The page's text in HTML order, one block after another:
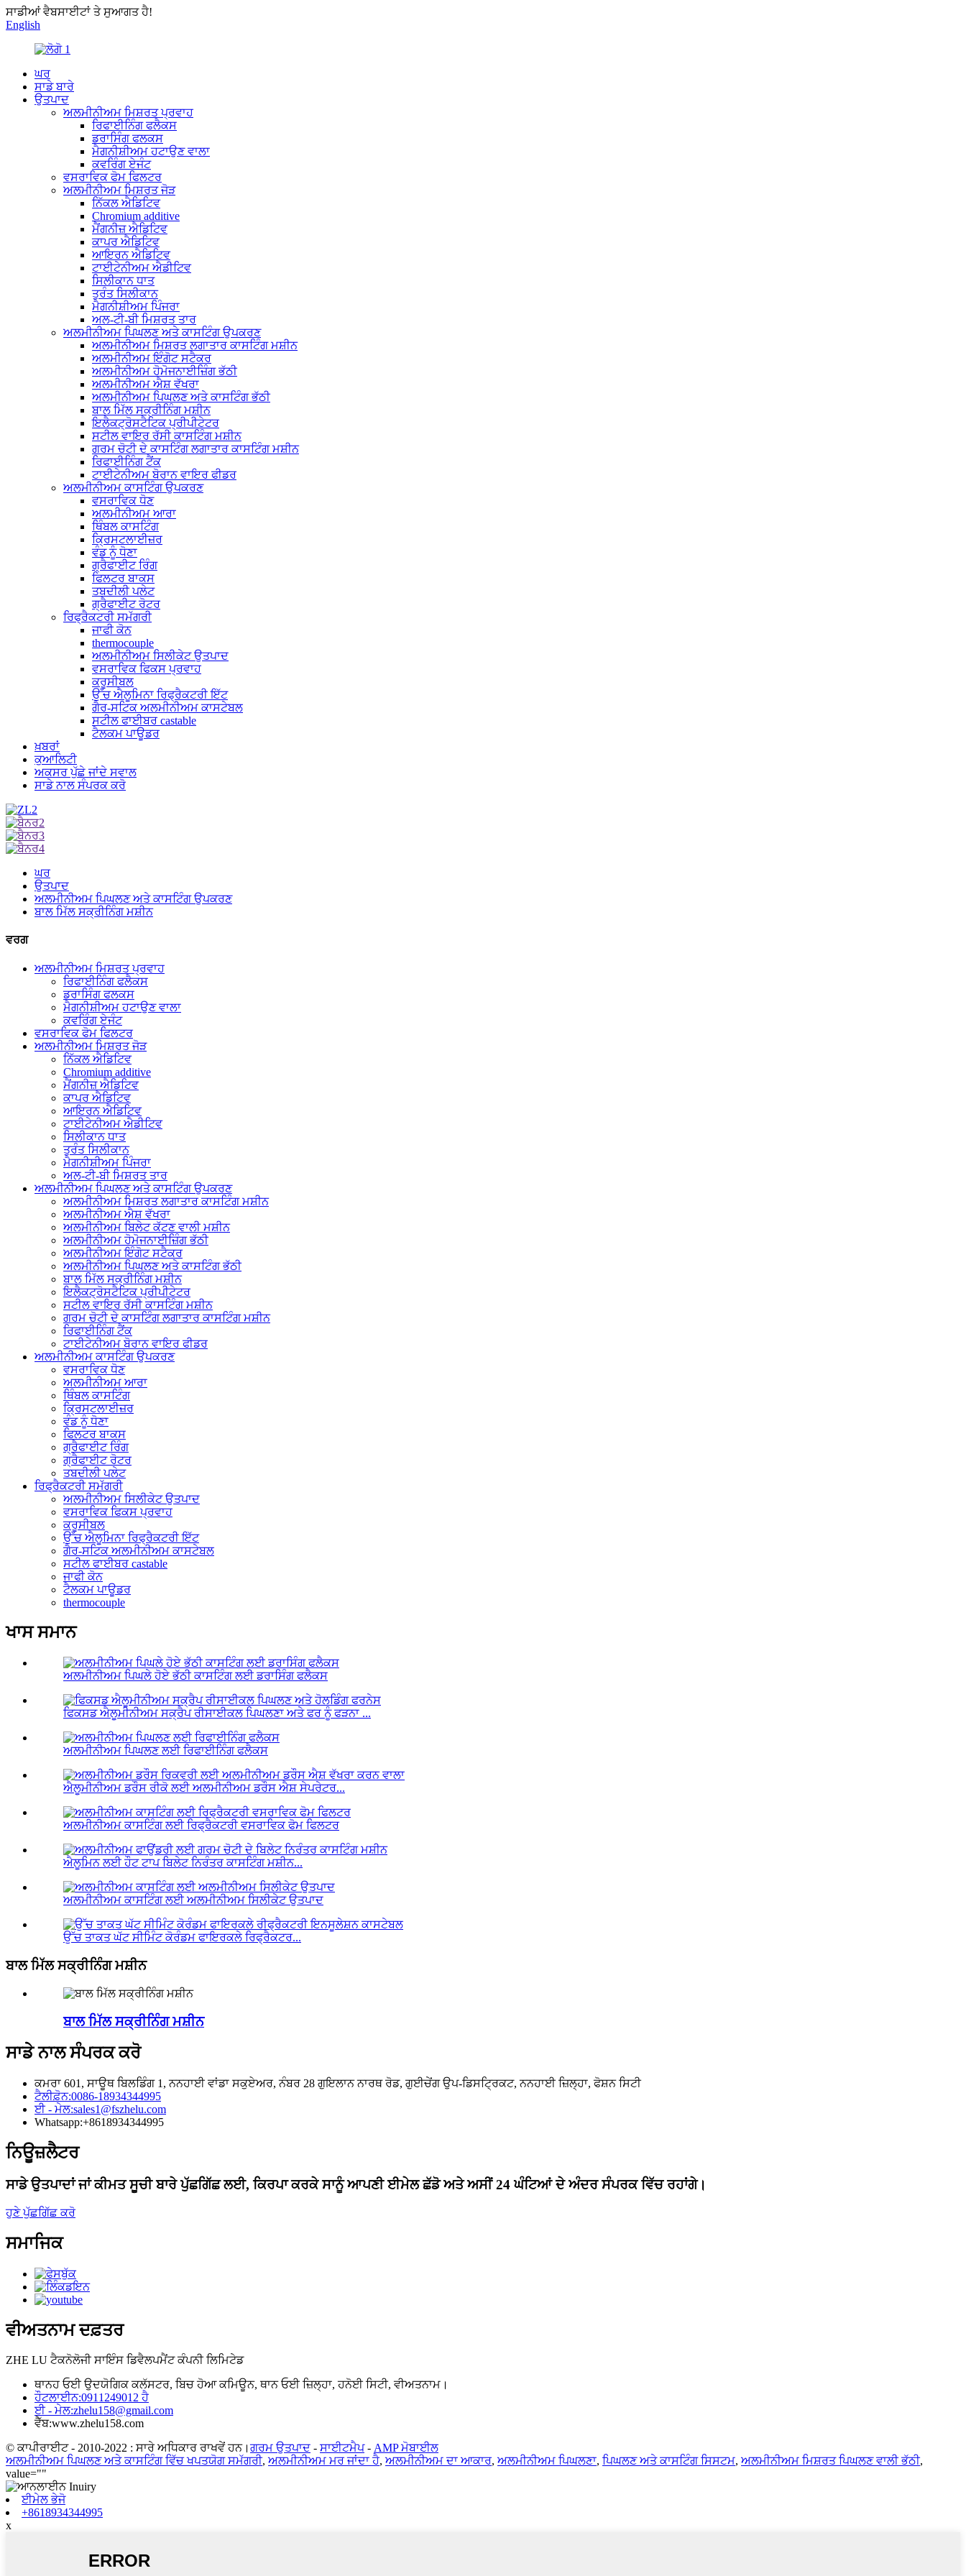
ਸਾਡੀਆਂ ਵੈਬਸਾਈਟਾਂ ਤੇ ਸੁਆਗਤ ਹੈ!
English
ਘਰ
ਸਾਡੇ ਬਾਰੇ
ਉਤਪਾਦ
ਅਲਮੀਨੀਅਮ ਮਿਸ਼ਰਤ ਪ੍ਰਵਾਹ
ਰਿਫਾਈਨਿੰਗ ਫਲੈਕਸ
ਡਰਾਸਿੰਗ ਫਲਕਸ
ਮੈਗਨੀਸ਼ੀਅਮ ਹਟਾਉਣ ਵਾਲਾ
ਕਵਰਿੰਗ ਏਜੰਟ
ਵਸਰਾਵਿਕ ਫੋਮ ਫਿਲਟਰ
ਅਲਮੀਨੀਅਮ ਮਿਸ਼ਰਤ ਜੋੜ
ਨਿੱਕਲ ਐਡਿਟਿਵ
Chromium additive
ਮੈਂਗਨੀਜ਼ ਐਡਿਟਿਵ
ਕਾਪਰ ਐਡਿਟਿਵ
ਆਇਰਨ ਐਡਿਟਿਵ
ਟਾਈਟੇਨੀਅਮ ਐਡੀਟਿਵ
ਸਿਲੀਕਾਨ ਧਾਤ
ਤੁਰੰਤ ਸਿਲੀਕਾਨ
ਮੈਗਨੀਸ਼ੀਅਮ ਪਿੰਜਰਾ
ਅਲ-ਟੀ-ਬੀ ਮਿਸ਼ਰਤ ਤਾਰ
ਅਲਮੀਨੀਅਮ ਪਿਘਲਣ ਅਤੇ ਕਾਸਟਿੰਗ ਉਪਕਰਣ
ਅਲਮੀਨੀਅਮ ਮਿਸ਼ਰਤ ਲਗਾਤਾਰ ਕਾਸਟਿੰਗ ਮਸ਼ੀਨ
ਅਲਮੀਨੀਅਮ ਇੰਗੋਟ ਸਟੈਕਰ
ਅਲਮੀਨੀਅਮ ਹੋਮੋਜਨਾਈਜ਼ਿੰਗ ਭੱਠੀ
ਅਲਮੀਨੀਅਮ ਐਸ਼ ਵੱਖਰਾ
ਅਲਮੀਨੀਅਮ ਪਿਘਲਣ ਅਤੇ ਕਾਸਟਿੰਗ ਭੱਠੀ
ਬਾਲ ਮਿੱਲ ਸਕ੍ਰੀਨਿੰਗ ਮਸ਼ੀਨ
ਇਲੈਕਟ੍ਰੋਸਟੈਟਿਕ ਪ੍ਰੀਪੀਟੇਟਰ
ਸਟੀਲ ਵਾਇਰ ਰੱਸੀ ਕਾਸਟਿੰਗ ਮਸ਼ੀਨ
ਗਰਮ ਚੋਟੀ ਦੇ ਕਾਸਟਿੰਗ ਲਗਾਤਾਰ ਕਾਸਟਿੰਗ ਮਸ਼ੀਨ
ਰਿਫਾਈਨਿੰਗ ਟੈਂਕ
ਟਾਈਟੇਨੀਅਮ ਬੋਰਾਨ ਵਾਇਰ ਫੀਡਰ
ਅਲਮੀਨੀਅਮ ਕਾਸਟਿੰਗ ਉਪਕਰਣ
ਵਸਰਾਵਿਕ ਧੋਣ
ਅਲਮੀਨੀਅਮ ਆਰਾ
ਥਿੰਬਲ ਕਾਸਟਿੰਗ
ਕ੍ਰਿਸਟਲਾਈਜ਼ਰ
ਵੰਡ ਨੂੰ ਧੋਣਾ
ਗ੍ਰੈਫਾਈਟ ਰਿੰਗ
ਫਿਲਟਰ ਬਾਕਸ
ਤਬਦੀਲੀ ਪਲੇਟ
ਗ੍ਰੈਫਾਈਟ ਰੋਟਰ
ਰਿਫ੍ਰੈਕਟਰੀ ਸਮੱਗਰੀ
ਜਾਫੀ ਕੋਨ
thermocouple
ਅਲਮੀਨੀਅਮ ਸਿਲੀਕੇਟ ਉਤਪਾਦ
ਵਸਰਾਵਿਕ ਫਿਕਸ ਪ੍ਰਵਾਹ
ਕਰੂਸੀਬਲ
ਉੱਚ ਐਲੂਮਿਨਾ ਰਿਫ੍ਰੈਕਟਰੀ ਇੱਟ
ਗੈਰ-ਸਟਿਕ ਅਲਮੀਨੀਅਮ ਕਾਸਟੇਬਲ
ਸਟੀਲ ਫਾਈਬਰ castable
ਟੈਲਕਮ ਪਾਊਡਰ
ਖ਼ਬਰਾਂ
ਕੁਆਲਿਟੀ
ਅਕਸਰ ਪੁੱਛੇ ਜਾਂਦੇ ਸਵਾਲ
ਸਾਡੇ ਨਾਲ ਸੰਪਰਕ ਕਰੋ
ਘਰ
ਉਤਪਾਦ
ਅਲਮੀਨੀਅਮ ਪਿਘਲਣ ਅਤੇ ਕਾਸਟਿੰਗ ਉਪਕਰਣ
ਬਾਲ ਮਿੱਲ ਸਕ੍ਰੀਨਿੰਗ ਮਸ਼ੀਨ
ਵਰਗ
ਅਲਮੀਨੀਅਮ ਮਿਸ਼ਰਤ ਪ੍ਰਵਾਹ
ਰਿਫਾਈਨਿੰਗ ਫਲੈਕਸ
ਡਰਾਸਿੰਗ ਫਲਕਸ
ਮੈਗਨੀਸ਼ੀਅਮ ਹਟਾਉਣ ਵਾਲਾ
ਕਵਰਿੰਗ ਏਜੰਟ
ਵਸਰਾਵਿਕ ਫੋਮ ਫਿਲਟਰ
ਅਲਮੀਨੀਅਮ ਮਿਸ਼ਰਤ ਜੋੜ
ਨਿੱਕਲ ਐਡਿਟਿਵ
Chromium additive
ਮੈਂਗਨੀਜ਼ ਐਡਿਟਿਵ
ਕਾਪਰ ਐਡਿਟਿਵ
ਆਇਰਨ ਐਡਿਟਿਵ
ਟਾਈਟੇਨੀਅਮ ਐਡੀਟਿਵ
ਸਿਲੀਕਾਨ ਧਾਤ
ਤੁਰੰਤ ਸਿਲੀਕਾਨ
ਮੈਗਨੀਸ਼ੀਅਮ ਪਿੰਜਰਾ
ਅਲ-ਟੀ-ਬੀ ਮਿਸ਼ਰਤ ਤਾਰ
ਅਲਮੀਨੀਅਮ ਪਿਘਲਣ ਅਤੇ ਕਾਸਟਿੰਗ ਉਪਕਰਣ
ਅਲਮੀਨੀਅਮ ਮਿਸ਼ਰਤ ਲਗਾਤਾਰ ਕਾਸਟਿੰਗ ਮਸ਼ੀਨ
ਅਲਮੀਨੀਅਮ ਐਸ਼ ਵੱਖਰਾ
ਅਲਮੀਨੀਅਮ ਬਿਲੇਟ ਕੱਟਣ ਵਾਲੀ ਮਸ਼ੀਨ
ਅਲਮੀਨੀਅਮ ਹੋਮੋਜਨਾਈਜ਼ਿੰਗ ਭੱਠੀ
ਅਲਮੀਨੀਅਮ ਇੰਗੋਟ ਸਟੈਕਰ
ਅਲਮੀਨੀਅਮ ਪਿਘਲਣ ਅਤੇ ਕਾਸਟਿੰਗ ਭੱਠੀ
ਬਾਲ ਮਿੱਲ ਸਕ੍ਰੀਨਿੰਗ ਮਸ਼ੀਨ
ਇਲੈਕਟ੍ਰੋਸਟੈਟਿਕ ਪ੍ਰੀਪੀਟੇਟਰ
ਸਟੀਲ ਵਾਇਰ ਰੱਸੀ ਕਾਸਟਿੰਗ ਮਸ਼ੀਨ
ਗਰਮ ਚੋਟੀ ਦੇ ਕਾਸਟਿੰਗ ਲਗਾਤਾਰ ਕਾਸਟਿੰਗ ਮਸ਼ੀਨ
ਰਿਫਾਈਨਿੰਗ ਟੈਂਕ
ਟਾਈਟੇਨੀਅਮ ਬੋਰਾਨ ਵਾਇਰ ਫੀਡਰ
ਅਲਮੀਨੀਅਮ ਕਾਸਟਿੰਗ ਉਪਕਰਣ
ਵਸਰਾਵਿਕ ਧੋਣ
ਅਲਮੀਨੀਅਮ ਆਰਾ
ਥਿੰਬਲ ਕਾਸਟਿੰਗ
ਕ੍ਰਿਸਟਲਾਈਜ਼ਰ
ਵੰਡ ਨੂੰ ਧੋਣਾ
ਫਿਲਟਰ ਬਾਕਸ
ਗ੍ਰੈਫਾਈਟ ਰਿੰਗ
ਗ੍ਰੈਫਾਈਟ ਰੋਟਰ
ਤਬਦੀਲੀ ਪਲੇਟ
ਰਿਫ੍ਰੈਕਟਰੀ ਸਮੱਗਰੀ
ਅਲਮੀਨੀਅਮ ਸਿਲੀਕੇਟ ਉਤਪਾਦ
ਵਸਰਾਵਿਕ ਫਿਕਸ ਪ੍ਰਵਾਹ
ਕਰੂਸੀਬਲ
ਉੱਚ ਐਲੂਮਿਨਾ ਰਿਫ੍ਰੈਕਟਰੀ ਇੱਟ
ਗੈਰ-ਸਟਿਕ ਅਲਮੀਨੀਅਮ ਕਾਸਟੇਬਲ
ਸਟੀਲ ਫਾਈਬਰ castable
ਜਾਫੀ ਕੋਨ
ਟੈਲਕਮ ਪਾਊਡਰ
thermocouple
ਖਾਸ ਸਮਾਨ
ਅਲਮੀਨੀਅਮ ਪਿਘਲੇ ਹੋਏ ਭੱਠੀ ਕਾਸਟਿੰਗ ਲਈ ਡਰਾਸਿੰਗ ਫਲੈਕਸ
ਫਿਕਸਡ ਐਲੂਮੀਨੀਅਮ ਸਕ੍ਰੈਪ ਰੀਸਾਈਕਲ ਪਿਘਲਣਾ ਅਤੇ ਫਰ ਨੂੰ ਫੜਨਾ ...
ਅਲਮੀਨੀਅਮ ਪਿਘਲਣ ਲਈ ਰਿਫਾਈਨਿੰਗ ਫਲੈਕਸ
ਐਲੂਮੀਨੀਅਮ ਡਰੌਸ ਰੀਕੋ ਲਈ ਅਲਮੀਨੀਅਮ ਡਰੌਸ ਐਸ਼ ਸੇਪਰੇਟਰ...
ਅਲਮੀਨੀਅਮ ਕਾਸਟਿੰਗ ਲਈ ਰਿਫ੍ਰੈਕਟਰੀ ਵਸਰਾਵਿਕ ਫੋਮ ਫਿਲਟਰ
ਐਲੂਮਿਨ ਲਈ ਹੌਟ ਟਾਪ ਬਿਲੇਟ ਨਿਰੰਤਰ ਕਾਸਟਿੰਗ ਮਸ਼ੀਨ...
ਅਲਮੀਨੀਅਮ ਕਾਸਟਿੰਗ ਲਈ ਅਲਮੀਨੀਅਮ ਸਿਲੀਕੇਟ ਉਤਪਾਦ
ਉੱਚ ਤਾਕਤ ਘੱਟ ਸੀਮਿੰਟ ਕੋਰੰਡਮ ਫਾਇਰਕਲੇ ਰਿਫ੍ਰੈਕਟਰ...
ਬਾਲ ਮਿੱਲ ਸਕ੍ਰੀਨਿੰਗ ਮਸ਼ੀਨ
ਬਾਲ ਮਿੱਲ ਸਕ੍ਰੀਨਿੰਗ ਮਸ਼ੀਨ
ਸਾਡੇ ਨਾਲ ਸੰਪਰਕ ਕਰੋ
ਕਮਰਾ 601, ਸਾਊਥ ਬਿਲਡਿੰਗ 1, ਨਨਹਾਈ ਵਾਂਡਾ ਸਕੁਏਅਰ, ਨੰਬਰ 28 ਗੁਇਲਾਨ ਨਾਰਥ ਰੋਡ, ਗੁਈਚੇਂਗ ਉਪ-ਡਿਸਟ੍ਰਿਕਟ, ਨਨਹਾਈ ਜ਼ਿਲ੍ਹਾ, ਫੋਸ਼ਨ ਸਿਟੀ
ਟੈਲੀਫ਼ੋਨ:0086-18934344995
ਈ - ਮੇਲ:sales1@fszhelu.com
Whatsapp:+8618934344995
ਨਿਊਜ਼ਲੈਟਰ
ਸਾਡੇ ਉਤਪਾਦਾਂ ਜਾਂ ਕੀਮਤ ਸੂਚੀ ਬਾਰੇ ਪੁੱਛਗਿੱਛ ਲਈ, ਕਿਰਪਾ ਕਰਕੇ ਸਾਨੂੰ ਆਪਣੀ ਈਮੇਲ ਛੱਡੋ ਅਤੇ ਅਸੀਂ 24 ਘੰਟਿਆਂ ਦੇ ਅੰਦਰ ਸੰਪਰਕ ਵਿੱਚ ਰਹਾਂਗੇ।
ਹੁਣੇ ਪੁੱਛਗਿੱਛ ਕਰੋ
ਸਮਾਜਿਕ
ਵੀਅਤਨਾਮ ਦਫ਼ਤਰ
ZHE LU ਟੈਕਨੋਲੋਜੀ ਸਾਇੰਸ ਡਿਵੈਲਪਮੈਂਟ ਕੰਪਨੀ ਲਿਮਿਟੇਡ
ਥਾਨਹ ਓਈ ਉਦਯੋਗਿਕ ਕਲੱਸਟਰ, ਬਿਚ ਹੋਆ ਕਮਿਊਨ, ਥਾਨ ਓਈ ਜ਼ਿਲ੍ਹਾ, ਹਨੋਈ ਸਿਟੀ, ਵੀਅਤਨਾਮ।
ਹੌਟਲਾਈਨ:0911249012 ਹੈ
ਈ - ਮੇਲ:zhelu158@gmail.com
ਵੈੱਬ:www.zhelu158.com
© ਕਾਪੀਰਾਈਟ - 2010-2022 : ਸਾਰੇ ਅਧਿਕਾਰ ਰਾਖਵੇਂ ਹਨ। ਗਰਮ ਉਤਪਾਦ - ਸਾਈਟਮੈਪ- AMP ਮੋਬਾਈਲ
ਅਲਮੀਨੀਅਮ ਪਿਘਲਣ ਅਤੇ ਕਾਸਟਿੰਗ ਵਿੱਚ ਖਪਤਯੋਗ ਸਮੱਗਰੀ, ਅਲਮੀਨੀਅਮ ਮਰ ਜਾਂਦਾ ਹੈ, ਅਲਮੀਨੀਅਮ ਦਾ ਆਕਾਰ, ਅਲਮੀਨੀਅਮ ਪਿਘਲਣਾ, ਪਿਘਲਣ ਅਤੇ ਕਾਸਟਿੰਗ ਸਿਸਟਮ, ਅਲਮੀਨੀਅਮ ਮਿਸ਼ਰਤ ਪਿਘਲਣ ਵਾਲੀ ਭੱਠੀ,
value=""
ਈਮੇਲ ਭੇਜੋ
+8618934344995
x